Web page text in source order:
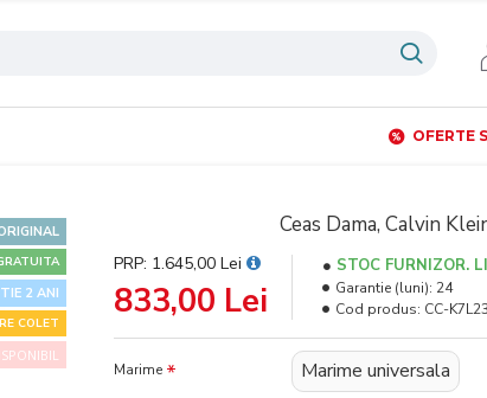
OFERTE
2 ANI
COLET
Ceas Dama, Calvin
833,00 Lei
PRP: 1.645,00 Lei STOC FURNIZOR.
Garantie (luni): 24
Cod produs: CC-
Marime Marime universala